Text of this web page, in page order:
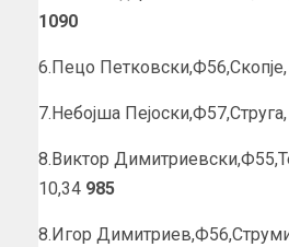
1090
6.Пецо Петковски,Ф56,Скопје,
7.Небојша
8.Виктор
10,34 985
8.Игор